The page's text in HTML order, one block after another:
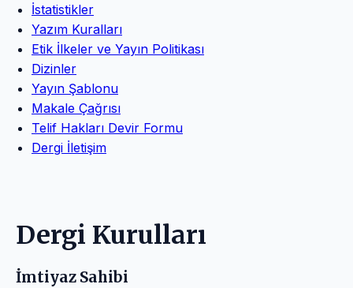
İstatistikler
Yazım Kuralları
Etik İlkeler ve Yayın Politikası
Dizinler
Yayın Şablonu
Makale Çağrısı
Telif Hakları Devir Formu
Dergi İletişim
Dergi Kurulları
İmtiyaz Sahibi